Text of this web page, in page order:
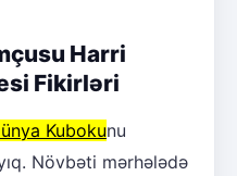
Harri
Fikirləri
Kubokunu
Növbəti mərhələdə